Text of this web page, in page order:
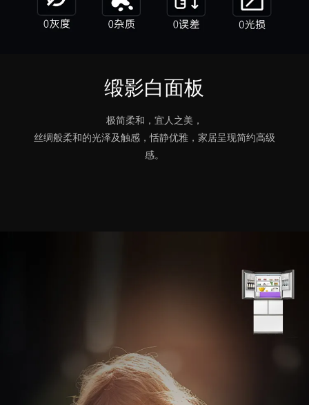
缎影白面板
极简柔和，宜人之美，
丝绸般柔和的光泽及触感，恬静优雅，家居呈现简约高级
感。